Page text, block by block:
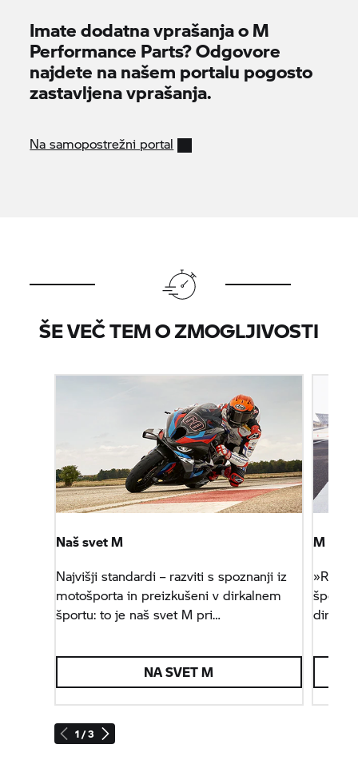
Imate dodatna vprašanja o M
Performance Parts? Odgovore
najdete na našem portalu pogosto
zastavljena vprašanja.
Na samopostrežni portal
ŠE VEČ TEM O ZMOGLJIVOSTI
1 / 3
Naš svet M
Najvišji standardi – razviti s spoznanji iz
motošporta in preizkušeni v dirkalnem
športu: to je naš svet M pri
NA SVET M
M RR